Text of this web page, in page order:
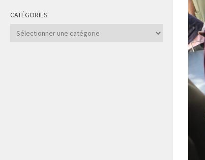
CATÉGORIES
Catégories